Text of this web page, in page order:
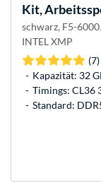
Kit,
schwarz, F5-
INTEL XMP
(7)
Kapazität: 32
Timings: CL36
Standard: